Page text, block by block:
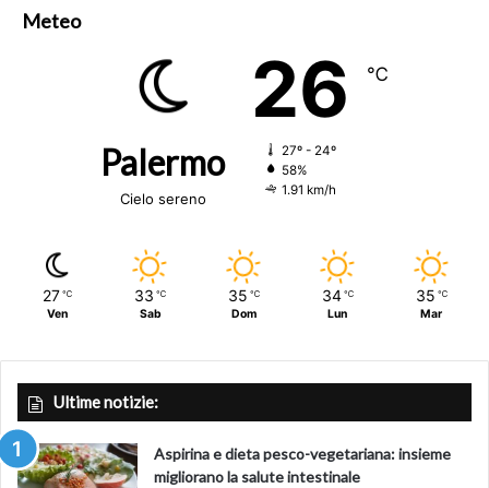
Meteo
Palermo
Cielo sereno
26 ℃
27º - 24º
58%
1.91 km/h
27 ℃
Ven
33 ℃
Sab
35 ℃
Dom
34 ℃
Lun
35 ℃
Mar
Ultime notizie:
Aspirina e dieta pesco-vegetariana: insieme
migliorano la salute intestinale